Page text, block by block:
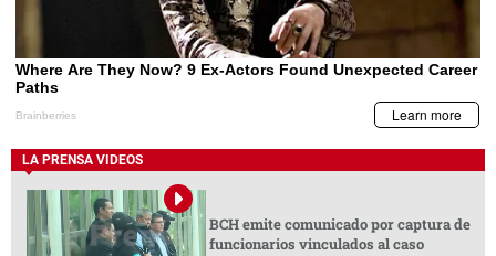
LA PRENSA VIDEOS
BCH emite comunicado por captura de
funcionarios vinculados al caso